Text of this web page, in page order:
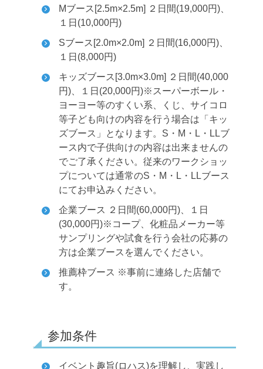
Mブース[2.5m×2.5m] ２日間(19,000円)、
１日(10,000円)
Sブース[2.0m×2.0m] ２日間(16,000円)、
１日(8,000円)
キッズブース[3.0m×3.0m] ２日間(40,000
円)、１日(20,000円)※スーパーボール・
ヨーヨー等のすくい系、くじ、サイコロ
等子ども向けの内容を行う場合は「キッ
ズブース」となります。S・M・L・LLブ
ース内で子供向けの内容は出来ませんの
でご了承ください。 従来のワークショッ
プについては通常のS・M・L・LLブース
にてお申込みください。
企業ブース ２日間(60,000円)、１日
(30,000円)※コープ、化粧品メーカー等
サンプリングや試食を行う会社の応募の
方は企業ブースを選んでください。
推薦枠ブース ※事前に連絡した店舗で
す。
参加条件
イベント趣旨(ロハス)を理解し、実践し